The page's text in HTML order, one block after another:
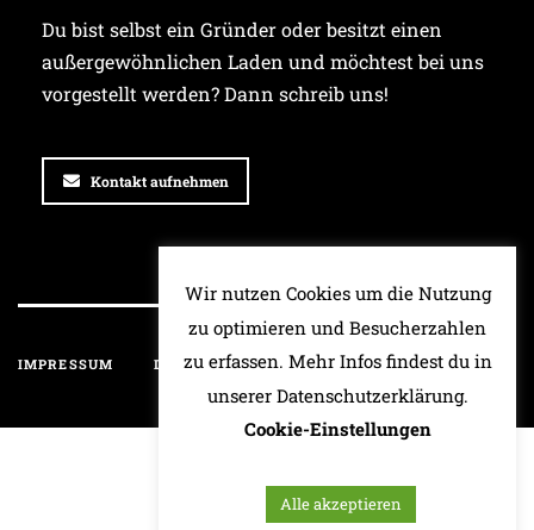
Du bist selbst ein Gründer oder besitzt einen
außergewöhnlichen Laden und möchtest bei uns
vorgestellt werden? Dann schreib uns!
Kontakt aufnehmen
IMPRESSUM DATENSCHUTZ HAFTUNGSAUSSCHLUSS
Wir nutzen Cookies um die Nutzung
zu optimieren und Besucherzahlen
zu erfassen. Mehr Infos findest du in
unserer Datenschutzerklärung.
Cookie-Einstellungen
Alle akzeptieren